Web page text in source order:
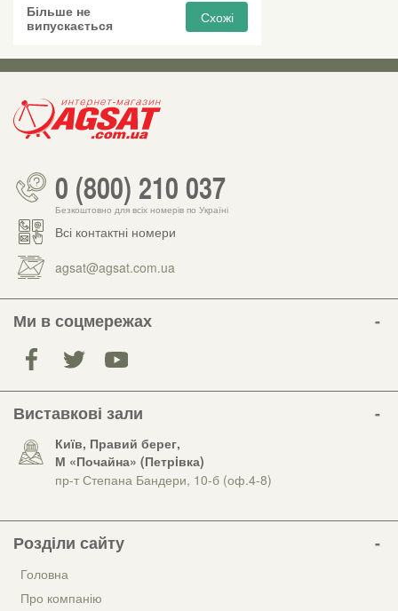
Більше не
випускається
Схожі
0 (800) 210 037
Безкоштовно для всіх номерів по Україні
Всі контактні номери
agsat@agsat.com.ua
Ми в соцмережах
Виставкові зали
Київ, Правий берег,
М «Почайна» (Петрiвка)
пр-т Степана Бандери, 10-б (оф.4-8)
Розділи сайту
Головна
Про компанію